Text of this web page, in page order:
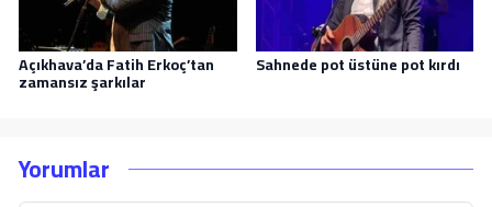
Açıkhava’da Fatih Erkoç’tan
zamansız şarkılar
Sahnede pot üstüne pot kırdı
Yorumlar